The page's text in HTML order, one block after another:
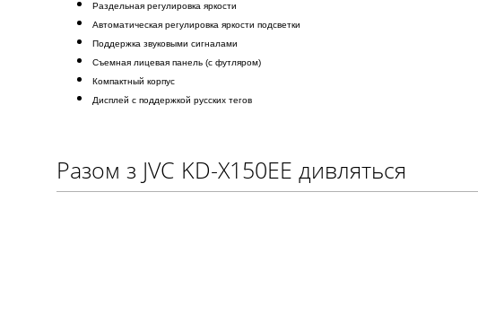
Раздельная регулировка яркости
Автоматическая регулировка яркости подсветки
Поддержка звуковыми сигналами
Съемная лицевая панель (с футляром)
Компактный корпус
Дисплей с поддержкой русских тегов
Разом з JVC KD-X150EE дивляться